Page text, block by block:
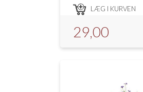
LÆG I KURVEN
29,00